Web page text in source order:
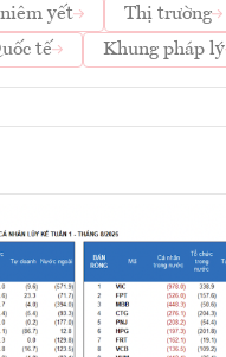
yết
Thị trường
tế Khung pháp lý